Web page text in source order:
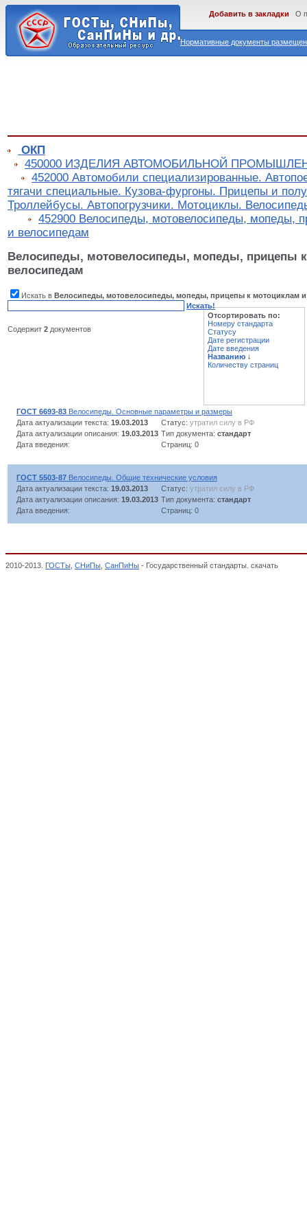
Нормативные документы
Добавить в закладки О
ОКП
450000 ИЗДЕЛИЯ АВТОМОБИЛЬНОЙ
452000 Автомобили специализированные.
тягачи специальные. Кузова-фургоны. Прицепы и
Троллейбусы. Автопогрузчики. Мотоциклы.
452900 Велосипеды, мотовелосипеды, мопеды,
и велосипедам
Велосипеды, мотовелосипеды, мопеды, прицепы
велосипедам
Искать в Велосипеды, мотовелосипеды, мопеды, прицепы к мотоциклам
Искать!
Содержит 2 документов
Отсортировать по:
Номеру стандарта
Статусу
Дате регистрации
Дате введения
Названию ↓
Количеству страниц
ГОСТ 6693-83 Велосипеды. Основные параметры и размеры
Дата актуализации текста: 19.03.2013 Статус: утратил силу в РФ
Дата актуализации описания: 19.03.2013 Тип документа: стандарт
Дата введения:
Страниц: 0
ГОСТ 5503-87 Велосипеды. Общие технические условия
Дата актуализации текста: 19.03.2013 Статус: утратил силу в РФ
Дата актуализации описания: 19.03.2013 Тип документа: стандарт
Дата введения:
Страниц: 0
2010-2013. ГОСТы СНиПы СанПиНы - Государственный стандарты. скачать